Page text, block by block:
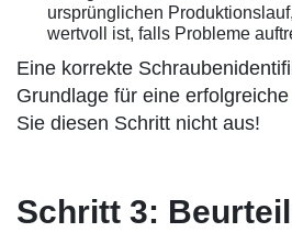
ursprünglichen
wertvoll ist, falls Probleme
Eine korrekte
Grundlage für eine
Sie diesen Schritt nicht aus!
Schritt 3: